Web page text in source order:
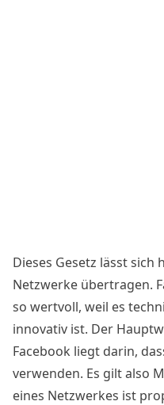
Dieses Gesetz lässt
Netzwerke übertragen.
so wertvoll, weil es
innovativ ist. Der
Facebook liegt darin,
verwenden. Es gilt also
eines Netzwerkes ist